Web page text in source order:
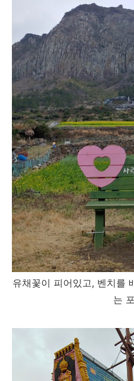
유채꽃이 피어있고, 벤치를
는